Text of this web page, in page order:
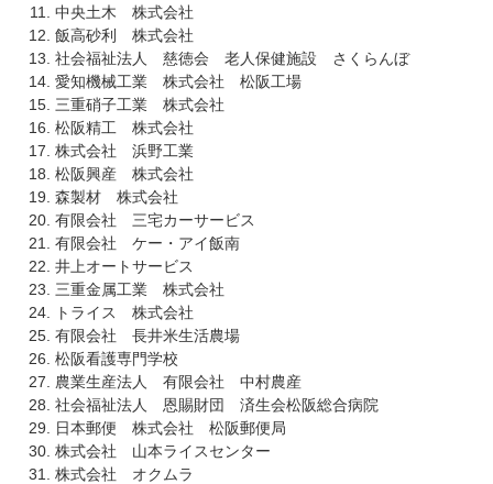
中央土木 株式会社
飯高砂利 株式会社
社会福祉法人 慈徳会 老人保健施設 さくらんぼ
愛知機械工業 株式会社 松阪工場
三重硝子工業 株式会社
松阪精工 株式会社
株式会社 浜野工業
松阪興産 株式会社
森製材 株式会社
有限会社 三宅カーサービス
有限会社 ケー・アイ飯南
井上オートサービス
三重金属工業 株式会社
トライス 株式会社
有限会社 長井米生活農場
松阪看護専門学校
農業生産法人 有限会社 中村農産
社会福祉法人 恩賜財団 済生会松阪総合病院
日本郵便 株式会社 松阪郵便局
株式会社 山本ライスセンター
株式会社 オクムラ